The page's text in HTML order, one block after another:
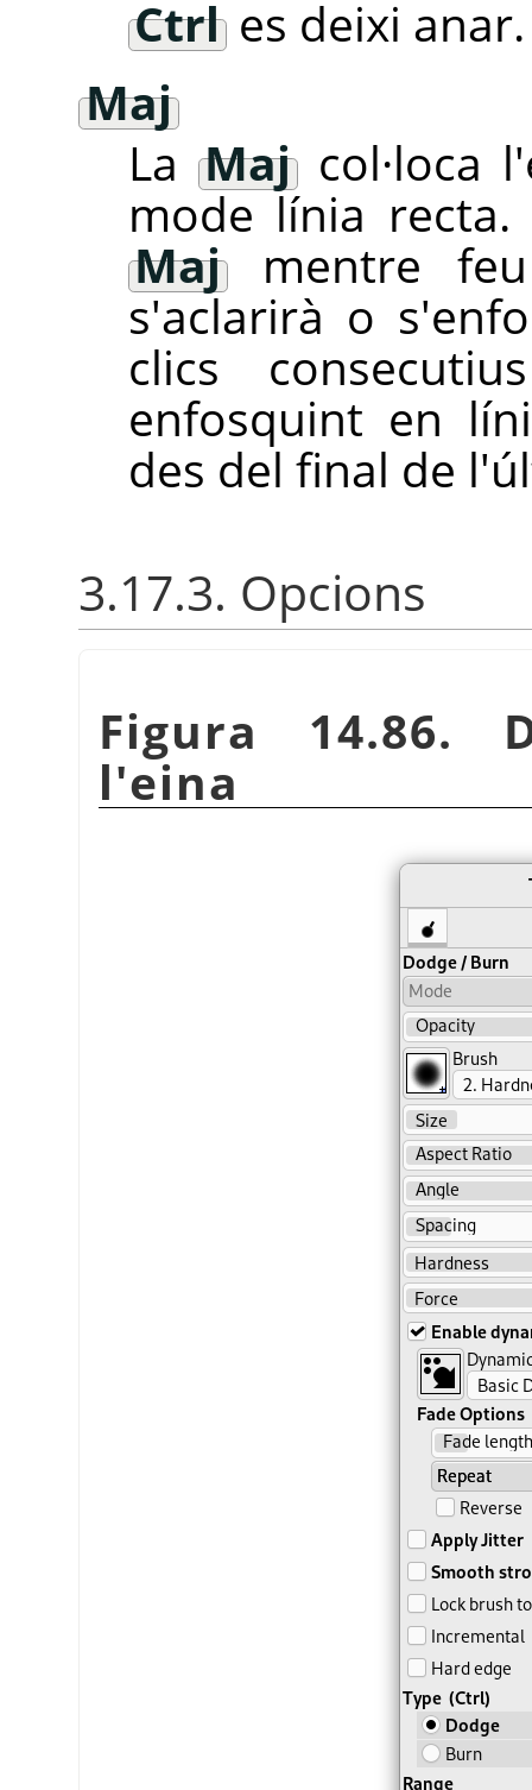
Ctrl es deixi anar.
Maj
La Maj col·loca
mode línia
Maj
mentre
s'aclarirà o
clics
enfosquint en
des del final de
3.17.3. Opcions
Figura 14.86.
l'eina